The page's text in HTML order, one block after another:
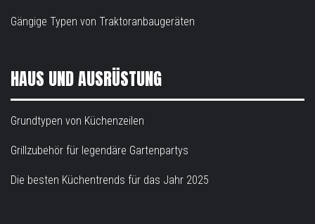
Gängige Typen von Traktoranbaugeräten
HAUS UND AUSRÜSTUNG
Grundtypen von Küchenzeilen
Grillzubehör für legendäre Gartenpartys
Die besten Küchentrends für das Jahr 2025